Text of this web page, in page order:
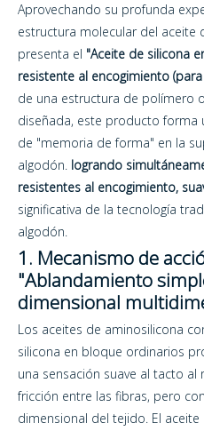
Aprovechando su profunda
estructura molecular del aceite
presenta el "Aceite de silicona
resistente al encogimiento
de una estructura de polímero
diseñada, este producto forma
de "memoria de forma" en la
algodón. logrando
resistentes al encogimiento,
significativa de la tecnología
algodón.
1. Mecanismo de
"Ablandamiento
dimensional
Los aceites de aminosilicona
silicona en bloque ordinarios
una sensación suave al tacto al
fricción entre las fibras, pero
dimensional del tejido. El